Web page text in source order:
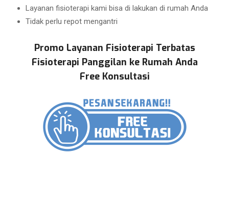
Layanan fisioterapi kami bisa di lakukan di rumah Anda
Tidak perlu repot mengantri
Promo Layanan Fisioterapi Terbatas
Fisioterapi Panggilan ke Rumah Anda
Free Konsultasi